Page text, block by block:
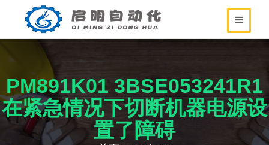
PM891K01 3BSE053241R1
在紧急情况下切断机器电源设
置了障碍